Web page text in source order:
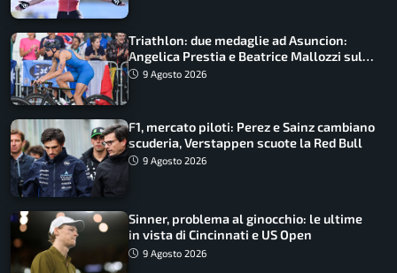
Triathlon: due medaglie ad Asuncion:
Angelica Prestia e Beatrice Mallozzi sul
podio
9 Agosto 2026
F1, mercato piloti: Perez e Sainz cambiano
scuderia, Verstappen scuote la Red Bull
9 Agosto 2026
Sinner, problema al ginocchio: le ultime
in vista di Cincinnati e US Open
9 Agosto 2026